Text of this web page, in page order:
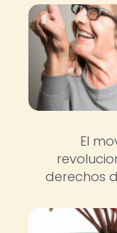
El
derechos